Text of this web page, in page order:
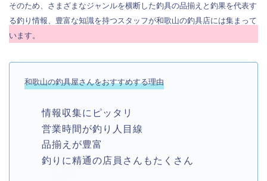
そのため、さまざまなジャンルを横断した釣具の品揃えと釣果を代表す
る釣り情報、豊富な知識を持つスタッフが和歌山の釣具店には集まって
います。
和歌山の釣具屋さんをおすすめする理由
情報収集にピッタリ
営業時間が釣り人目線
品揃えが豊富
釣りに精通の店員さんもたくさん